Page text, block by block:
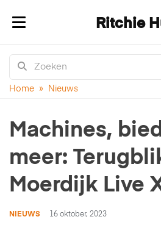
Navigatie in-/uitklappen
Ritchie
Home » Nieuws
Machines,
meer:
Moerdijk Live
NIEUWS 16 oktober, 2023